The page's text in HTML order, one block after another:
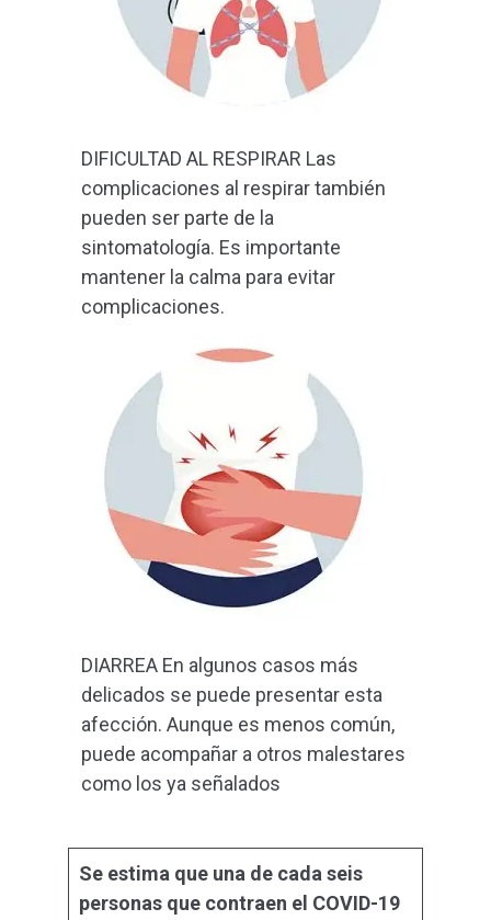
DIFICULTAD AL RESPIRAR Las
complicaciones al respirar también
pueden ser parte de la
sintomatología. Es importante
mantener la calma para evitar
complicaciones.
DIARREA En algunos casos más
delicados se puede presentar esta
afección. Aunque es menos común,
puede acompañar a otros malestares
como los ya señalados
Se estima que una de cada seis
personas que contraen el COVID-19